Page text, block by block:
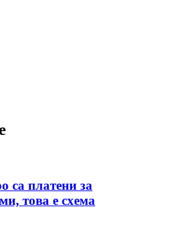
платени за
това е схема